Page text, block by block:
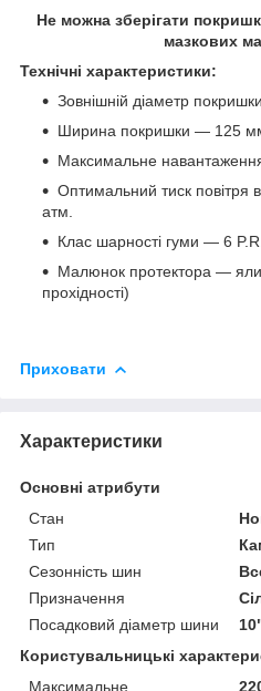
Не можна зберігати
мазкових
Технічні характеристики:
Зовнішній діаметр
Ширина покришки — 125
Максимальне
Оптимальний тиск
атм.
Клас шарності гуми — 6
Малюнок протектора —
прохідності)
Приховати
Характеристики
Основні атрибути
Стан
Тип
Сезонність шин
Призначення
Посадковий діаметр шини
Користувальницькі
Максимальне